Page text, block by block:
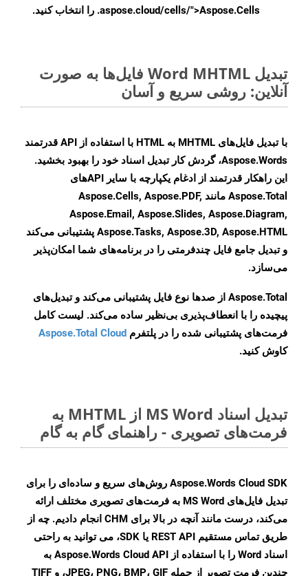
.aspose.cloud/cells/">Aspose.Cells را انتخاب کنید.
تبدیل Word MHTML فایل‌ها به صورت
آنلاین: روشی سریع و آسان
با تبدیل فایل‌های MHTML به HTML با استفاده از API قدرتمند
Aspose.Words، گردش کار تبدیل اسناد خود را بهبود بخشید.
این راهکار قدرتمند از ادغام یکپارچه با سایر APIهای
Aspose.Total مانند Aspose.Cells, Aspose.PDF,
Aspose.Email, Aspose.Slides, Aspose.Diagram,
Aspose.Tasks, Aspose.3D, Aspose.HTML پشتیبانی می‌کند
و تبدیل جامع فایل چندفرمتی را در برنامه‌های شما امکان‌پذیر
می‌سازد.
Aspose.Total از صدها نوع فایل پشتیبانی می‌کند و تبدیل‌های
پیچیده را با انعطاف‌پذیری بی‌نظیر ساده می‌کند. لیست کامل
فرمت‌های پشتیبانی شده را در پلتفرم Aspose.Total Cloud
کاوش کنید.
تبدیل اسناد MS Word از MHTML به
فرمت‌های تصویری - راهنمای گام به گام
Aspose.Words Cloud SDK روش‌های سریع و ساده‌ای را برای
تبدیل فایل‌های MS Word به فرمت‌های تصویری مختلف ارائه
می‌کند، درست مانند آنچه در بالا برای CHM انجام دادیم. چه از
طریق تماس مستقیم REST API یا SDK، می توانید به راحتی
اسناد Word را با استفاده از Aspose.Words Cloud API به
چندین فرمت تصویر از جمله JPEG، PNG، BMP، GIF، و TIFF